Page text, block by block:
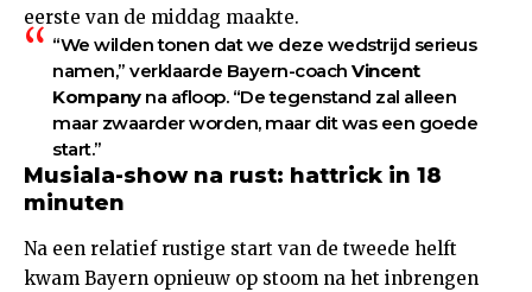
eerste van de middag maakte.
“We wilden tonen dat we deze wedstrijd serieus
namen,” verklaarde Bayern-coach Vincent
Kompanyna afloop. “De tegenstand zal alleen
maar zwaarder worden, maar dit was een goede
start.”
Musiala-show na rust: hattrick in 18
minuten
Na een relatief rustige start van de tweede helft
kwam Bayern opnieuw op stoom na het inbrengen